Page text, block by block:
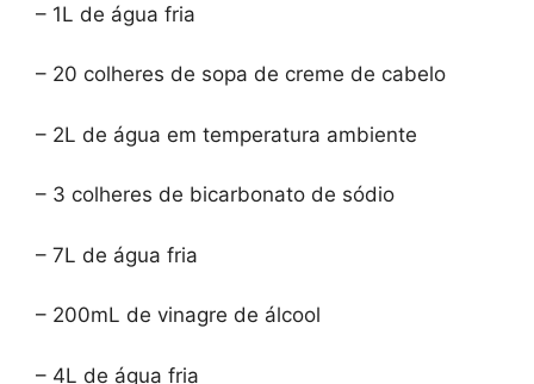
– 1L de água fria
– 20 colheres de sopa de creme de cabelo
– 2L de água em temperatura ambiente
– 3 colheres de bicarbonato de sódio
– 7L de água fria
– 200mL de vinagre de álcool
– 4L de água fria